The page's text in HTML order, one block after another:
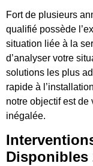
Fort de plusieurs
qualifié possède
situation liée à la
d’analyser votre
solutions les plus
rapide à
notre objectif est de
inégalée.
Disponibles